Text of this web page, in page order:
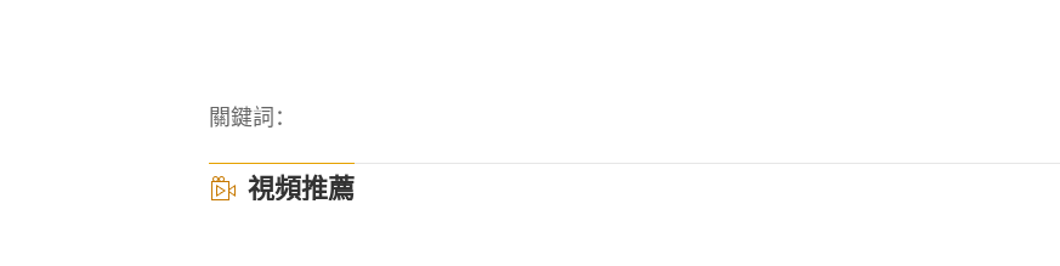
關鍵詞：
視頻推薦